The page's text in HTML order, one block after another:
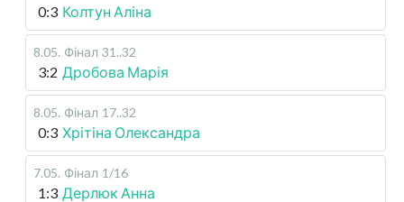
0:3 Колтун Аліна
8.05. Фінал 31..32
3:2 Дробова Марія
8.05. Фінал 17..32
0:3 Хрітіна Олександра
7.05. Фінал 1/16
1:3 Дерлюк Анна